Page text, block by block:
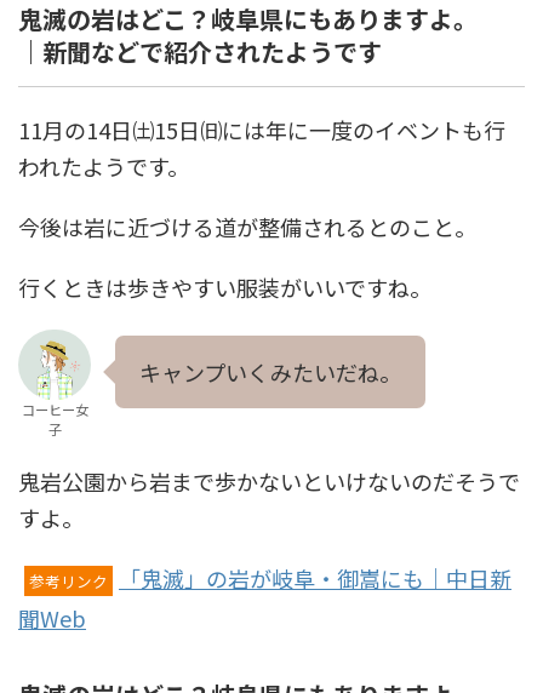
鬼滅の岩はどこ？岐阜県にもありますよ。
｜新聞などで紹介されたようです
11月の14日㈯15日㈰には年に一度のイベントも行
われたようです。
今後は岩に近づける道が整備されるとのこと。
行くときは歩きやすい服装がいいですね。
コーヒー女
子
キャンプいくみたいだね。
鬼岩公園から岩まで歩かないといけないのだそうで
すよ。
参考リンク
「鬼滅」の岩が岐阜・御嵩にも｜中日新
聞Web